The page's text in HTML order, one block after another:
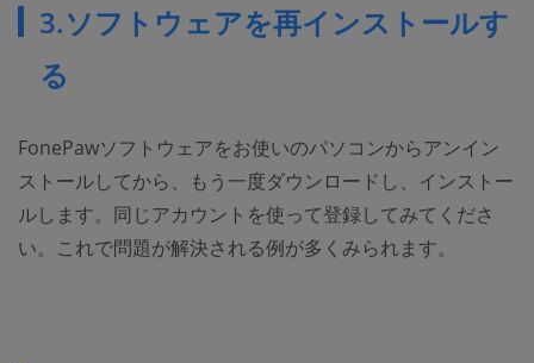
3.ソフトウェアを再インストールす
る
FonePawソフトウェアをお使いのパソコンからアンイン
ストールしてから、もう一度ダウンロードし、インストー
ルします。同じアカウントを使って登録してみてくださ
い。これで問題が解決される例が多くみられます。